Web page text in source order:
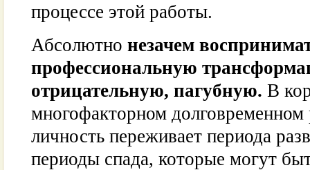
процессе этой работы.
Абсолютно незачем
профессиональную
отрицательную, пагубную. В
многофакторном
личность переживает периода
периоды спада, которые могут